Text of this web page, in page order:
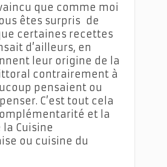
que comme moi
êtes surpris de
certaines recettes
d’ailleurs, en
leur origine de la
contrairement à
pensaient ou
C’est tout cela
et la
Cuisine
ou cuisine du